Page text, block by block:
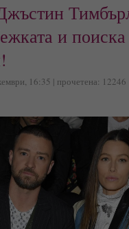
и
16:35 | прочетена: 12246